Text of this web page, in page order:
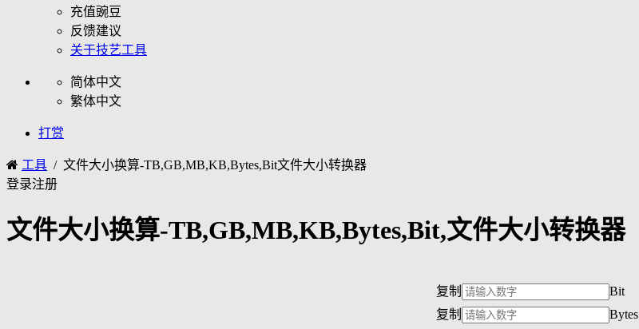
充值豌豆
反馈建议
关于技艺工具
简体中文
繁体中文
打赏
工具 / 文件大小换算-TB,GB,MB,KB,Bytes,Bit文件大小转换器
登录注册
文件大小换算-TB,GB,MB,KB,Bytes,Bit,文件大小转换器
复制
Bit
复制
Bytes